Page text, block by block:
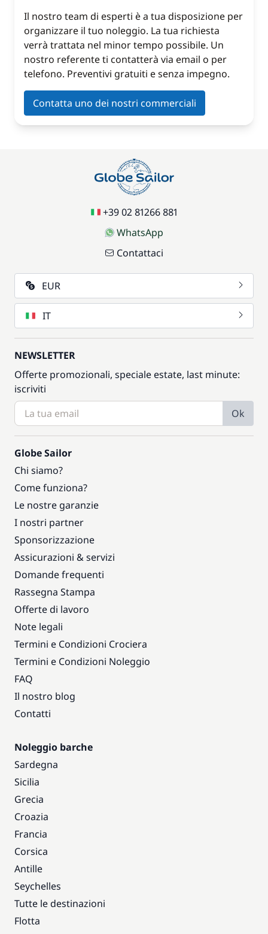
Il nostro team di esperti è a tua disposizione per
organizzare il tuo noleggio. La tua richiesta
verrà trattata nel minor tempo possibile. Un
nostro referente ti contatterà via email o per
telefono. Preventivi gratuiti e senza impegno.
Contatta uno dei nostri commerciali
+39 02 81266 881
WhatsApp
Contattaci
EUR
IT
NEWSLETTER
Offerte promozionali, speciale estate, last minute:
iscriviti
Ok
Globe Sailor
Chi siamo?
Come funziona?
Le nostre garanzie
I nostri partner
Sponsorizzazione
Assicurazioni & servizi
Domande frequenti
Rassegna Stampa
Offerte di lavoro
Note legali
Termini e Condizioni Crociera
Termini e Condizioni Noleggio
FAQ
Il nostro blog
Contatti
Noleggio barche
Sardegna
Sicilia
Grecia
Croazia
Francia
Corsica
Antille
Seychelles
Tutte le destinazioni
Flotta